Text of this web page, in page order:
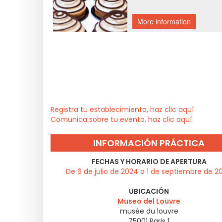
Registra tu establecimiento, haz clic aquí
Comunica sobre tu evento, haz clic aquí
INFORMACIÓN PRÁCTICA
FECHAS Y HORARIO DE APERTURA
De 6 de julio de 2024 a 1 de septiembre de
UBICACIÓN
Museo del Louvre
musée du louvre